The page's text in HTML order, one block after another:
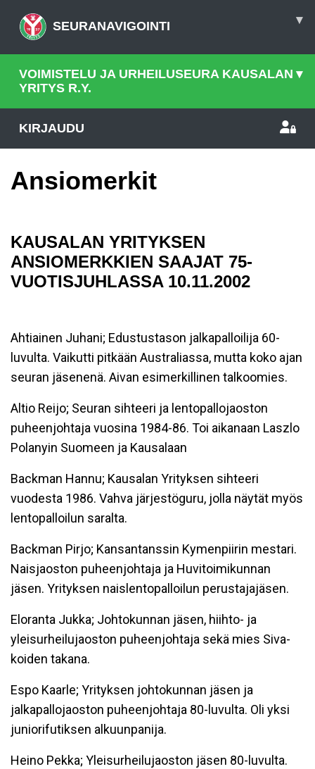
SEURANAVIGOINTI ▾
VOIMISTELU JA URHEILUSEURA KAUSALAN
YRITYS R.Y.
▾
KIRJAUDU
Ansiomerkit
KAUSALAN YRITYKSEN
ANSIOMERKKIEN SAAJAT 75-
VUOTISJUHLASSA 10.11.2002
Ahtiainen Juhani; Edustustason jalkapalloilija 60-
luvulta. Vaikutti pitkään Australiassa, mutta koko ajan
seuran jäsenenä. Aivan esimerkillinen talkoomies.
Altio Reijo; Seuran sihteeri ja lentopallojaoston
puheenjohtaja vuosina 1984-86. Toi aikanaan Laszlo
Polanyin Suomeen ja Kausalaan
Backman Hannu; Kausalan Yrityksen sihteeri
vuodesta 1986. Vahva järjestöguru, jolla näytät myös
lentopalloilun saralta.
Backman Pirjo; Kansantanssin Kymenpiirin mestari.
Naisjaoston puheenjohtaja ja Huvitoimikunnan
jäsen. Yrityksen naislentopalloilun perustajajäsen.
Eloranta Jukka; Johtokunnan jäsen, hiihto- ja
yleisurheilujaoston puheenjohtaja sekä mies Siva-
koiden takana.
Espo Kaarle; Yrityksen johtokunnan jäsen ja
jalkapallojaoston puheenjohtaja 80-luvulta. Oli yksi
juniorifutiksen alkuunpanija.
Heino Pekka; Yleisurheilujaoston jäsen 80-luvulta.